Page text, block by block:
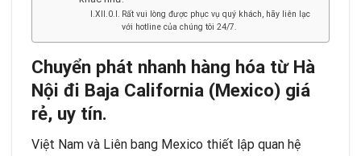
Rất vui lòng được phục vụ quý khách, hãy liên lạc
với hotline của chúng tôi 24/7.
Chuyển phát nhanh hàng hóa từHà
Nội đi Baja California (Mexico) giá
rẻ, uy tín.
Việt Nam và Liên bang Mexico thiết lập quan hệ